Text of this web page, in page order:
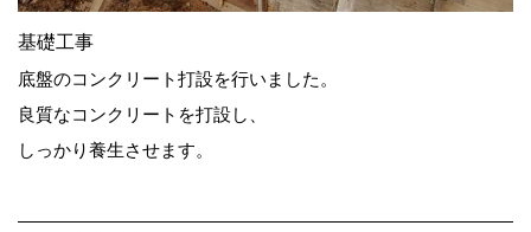
基礎工事
底盤のコンクリート打設を行いました。
良質なコンクリートを打設し、
しっかり養生させます。